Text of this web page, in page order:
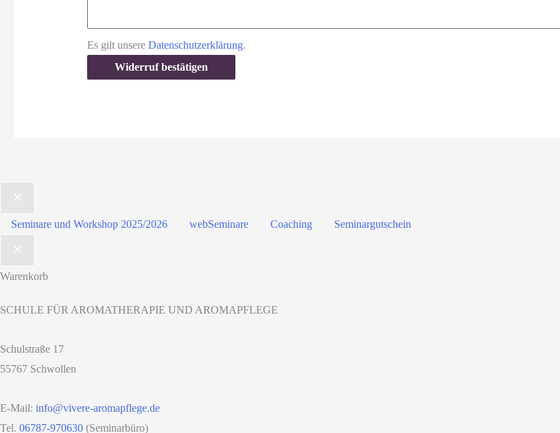
Es gilt unsere Datenschutzerklärung.
Widerruf bestätigen
Seminare und Workshop 2025/2026 webSeminare Coaching Seminargutschein
Warenkorb
SCHULE FÜR AROMATHERAPIE UND AROMAPFLEGE
Schulstraße 17
55767 Schwollen
E-Mail: info@vivere-aromapflege.de
Tel. 06787-970630 (Seminarbüro)